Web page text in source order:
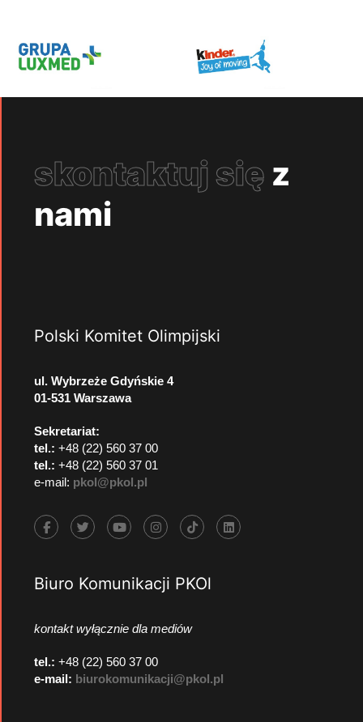
skontaktuj się z
nami
Polski Komitet Olimpijski
ul. Wybrzeże Gdyńskie 4
01-531 Warszawa
Sekretariat:
tel.: +48 (22) 560 37 00
tel.: +48 (22) 560 37 01
e-mail: pkol@pkol.pl
Biuro Komunikacji PKOl
kontakt wyłącznie dla mediów
tel.: +48 (22) 560 37 00
e-mail: biurokomunikacji@pkol.pl